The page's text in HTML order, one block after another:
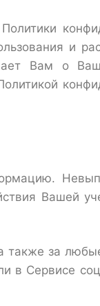
и
Вам о
Вашей
также за
в Сервисе